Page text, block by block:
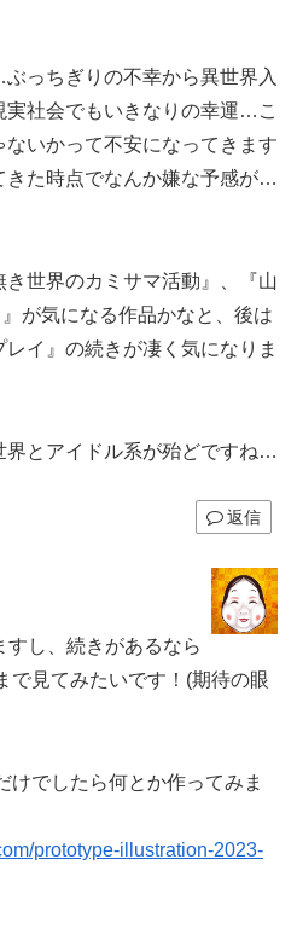
っちぎりの不幸から異世界入
実社会でもいきなりの幸運…こ
いかって不安になってきます
た時点でなんか嫌な予感が…
き世界のカミサマ活動』、『山
が気になる作品かなと、後は
レイ』の続きが凄く気になりま
とアイドル系が殆どですね…
返信
し、続きがあるなら
で見てみたいです！(期待の眼
けでしたら何とか作ってみま
prototype-illustration-2023-